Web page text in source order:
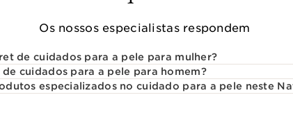
Os nossos especialistas respondem
de cuidados para a pele para mulher?
cuidados para a pele para homem?
especializados no cuidado para a pele neste